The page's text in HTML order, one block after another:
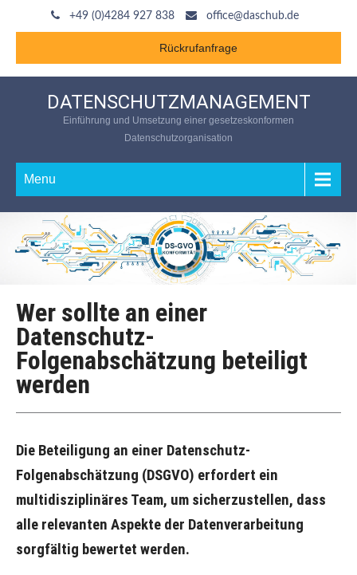
+49 (0)4284 927 838 office@daschub.de
Rückrufanfrage
DATENSCHUTZMANAGEMENT
Einführung und Umsetzung einer gesetzeskonformen
Datenschutzorganisation
Menu
Wer sollte an einer
Datenschutz-
Folgenabschätzung beteiligt
werden
Die Beteiligung an einer Datenschutz-
Folgenabschätzung (DSGVO) erfordert ein
multidisziplinäres Team, um sicherzustellen, dass
alle relevanten Aspekte der Datenverarbeitung
sorgfältig bewertet werden.